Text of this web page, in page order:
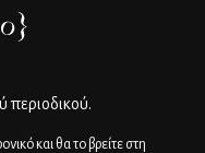
περιοδικού.
και θα το βρείτε στη